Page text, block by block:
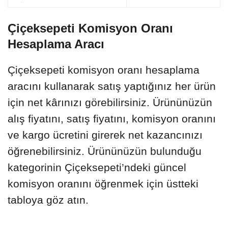
Çiçeksepeti Komisyon Oranı
Hesaplama Aracı
Çiçeksepeti komisyon oranı hesaplama
aracını kullanarak satış yaptığınız her ürün
için net kârınızı görebilirsiniz. Ürününüzün
alış fiyatını, satış fiyatını, komisyon oranını
ve kargo ücretini girerek net kazancınızı
öğrenebilirsiniz. Ürününüzün bulunduğu
kategorinin Çiçeksepeti’ndeki güncel
komisyon oranını öğrenmek için üstteki
tabloya göz atın.